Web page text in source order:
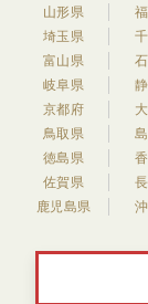
山形県
埼玉県
富山県
岐阜県
京都府
鳥取県
徳島県
佐賀県
鹿児島県